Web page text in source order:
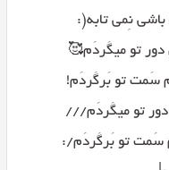
باشی نِمی تابه(:
دور تو میگَردَم🥰
سَمت تو بَرگَردَم!
دور تو میگَردَم///
سَمت تو بَرگَردَم/: